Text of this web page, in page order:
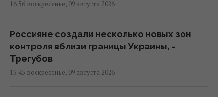
16:56 воскресенье, 09 августа 2026
Россияне создали несколько новых зон
контроля вблизи границы Украины, -
Трегубов
15:45 воскресенье, 09 августа 2026